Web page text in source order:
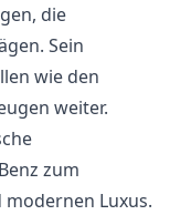
die
Sein
wie den
weiter.
zum
Luxus.